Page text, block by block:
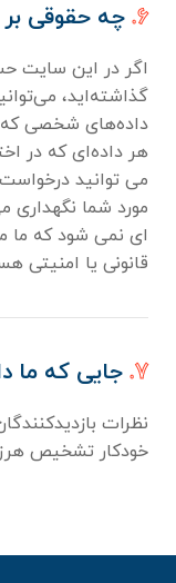
۶. چه حقوقی بر
اگر در این سایت
گذاشته‌اید،
داده‌های شخصی که
هر داده‌ای که در
می توانید
مورد شما
ای نمی شود که ما
قانونی یا امنیتی
۷. جایی که ما
نظرات
خودکار تشخیص